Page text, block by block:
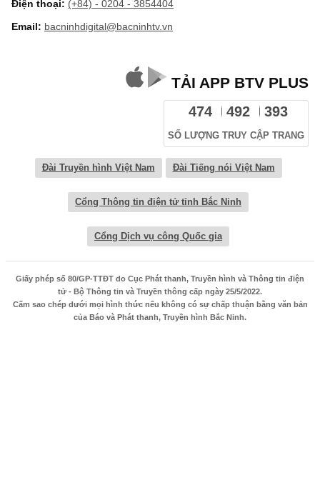
Điện thoại: (+84) - 0204 - 3854404
Email: bacninhdigital@bacninhtv.vn
TẢI APP BTV PLUS
474 492 393
SỐ LƯỢNG TRUY CẬP TRANG
Đài Truyền hình Việt Nam Đài Tiếng nói Việt Nam
Cổng Thông tin điện tử tỉnh Bắc Ninh
Cổng Dịch vụ công Quốc gia
Giấy phép số 80/GP-TTĐT do Cục Phát thanh, Truyền hình và Thông tin điện
tử - Bộ Thông tin và Truyền thông cấp ngày 25/5/2022.
Cấm sao chép dưới mọi hình thức nếu không có sự chấp thuận bằng văn bản
của Báo và Phát thanh, Truyền hình Bắc Ninh.